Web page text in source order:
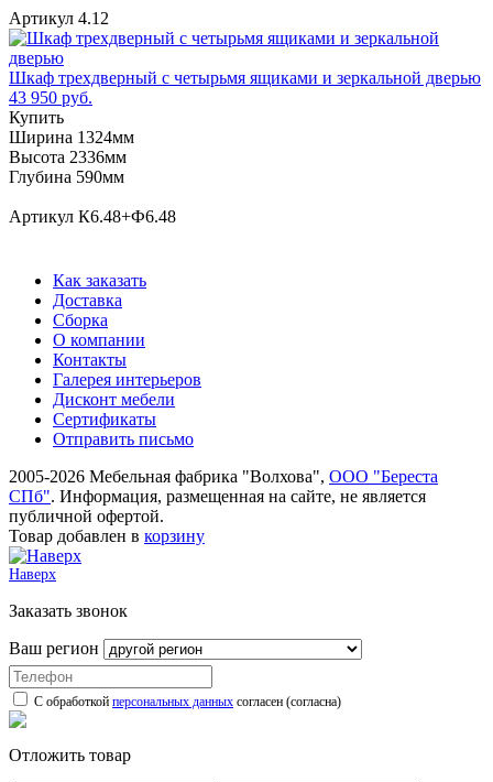
Артикул 4.12
Шкаф трехдверный с четырьмя ящиками и зеркальной дверью
43 950 руб.
Купить
Ширина 1324мм
Высота 2336мм
Глубина 590мм
Артикул К6.48+Ф6.48
Как заказать
Доставка
Сборка
О компании
Контакты
Галерея интерьеров
Дисконт мебели
Сертификаты
Отправить письмо
2005-2026 Мебельная фабрика "Волхова", ООО "Береста
СПб". Информация, размещенная на сайте, не является
публичной офертой.
Товар добавлен в корзину
Наверх
Заказать звонок
Ваш регион
С обработкой персональных данных согласен (согласна)
Отложить товар